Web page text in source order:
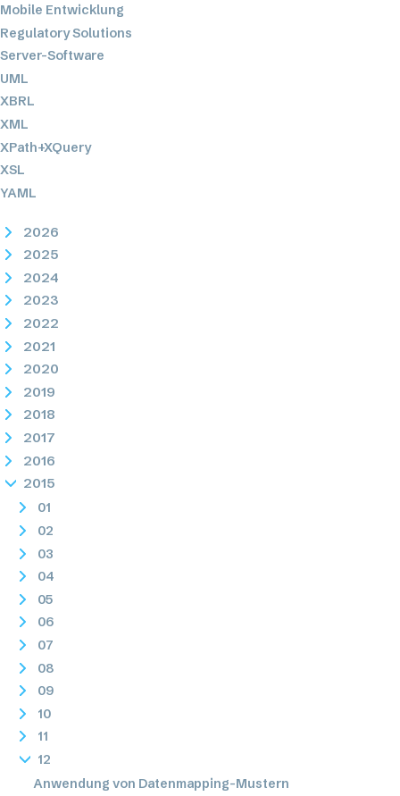
Mobile Entwicklung
Regulatory Solutions
Server-Software
UML
XBRL
XML
XPath+XQuery
XSL
YAML
2026
2025
2024
2023
2022
2021
2020
2019
2018
2017
2016
2015
01
02
03
04
05
06
07
08
09
10
11
12
Anwendung von Datenmapping-Mustern